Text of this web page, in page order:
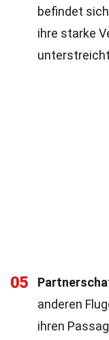
befindet
ihre starke
05
anderen
ihren